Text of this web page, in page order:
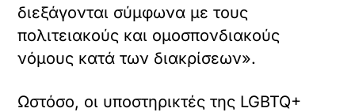
διεξάγονται σύμφωνα με τους
πολιτειακούς και ομοσπονδιακούς
νόμους κατά των διακρίσεων».
Ωστόσο, οι υποστηρικτές της LGBTQ+